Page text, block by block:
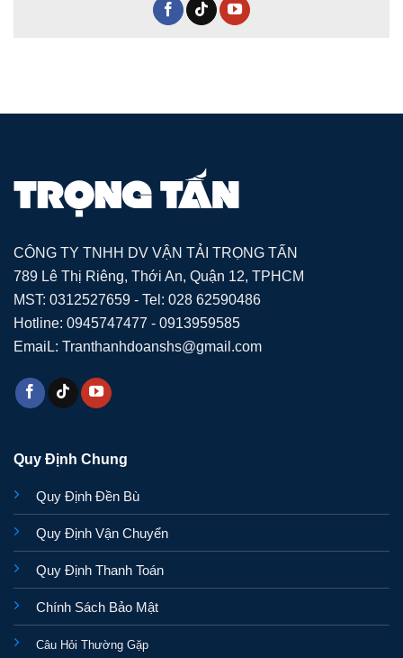
CÔNG TY TNHH DV VẬN TẢI TRỌNG TẤN
789 Lê Thị Riêng, Thới An, Quận 12, TPHCM
MST: 0312527659 - Tel: 028 62590486
Hotline: 0945747477 - 0913959585
EmaiL: Tranthanhdoanshs@gmail.com
Quy Định Chung
Quy Định Đền Bù
Quy Định Vận Chuyển
Quy Định Thanh Toán
Chính Sách Bảo Mật
Câu Hỏi Thường Gặp